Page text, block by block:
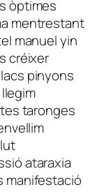
òptimes
mentrestant
manuel yin
créixer
pinyons
taronges
ataraxia
manifestació